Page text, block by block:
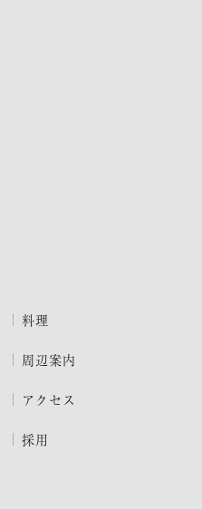
料理
周辺案内
アクセス
採用